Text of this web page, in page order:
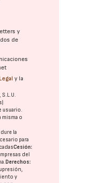
y
de
y la
misma o
la
para
Cesión:
del
Derechos:
y